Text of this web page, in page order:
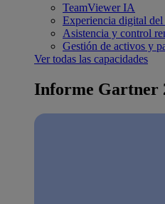
TeamViewer IA
Experiencia digital del
Asistencia y control
Gestión de activos y
Ver todas las capacidades
Informe Gartner